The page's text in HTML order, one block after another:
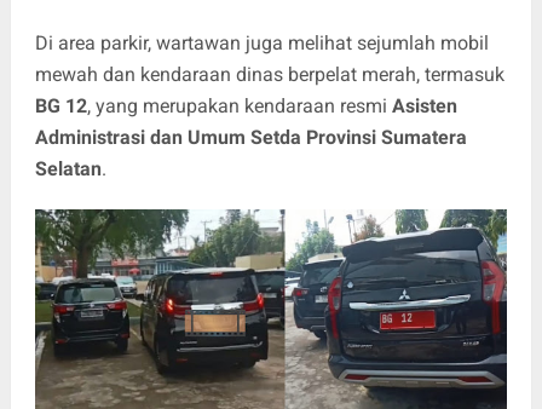
Di area parkir, wartawan juga melihat sejumlah mobil
mewah dan kendaraan dinas berpelat merah, termasuk
BG 12, yang merupakan kendaraan resmi Asisten
Administrasi dan Umum Setda Provinsi Sumatera
Selatan.